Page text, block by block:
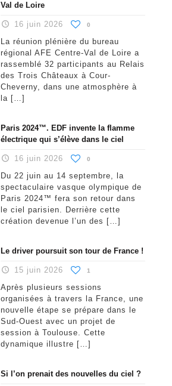
Val de Loire
16 juin 2026 0
La réunion plénière du bureau
régional AFE Centre-Val de Loire a
rassemblé 32 participants au Relais
des Trois Châteaux à Cour-
Cheverny, dans une atmosphère à
la[…]
Paris 2024™. EDF invente la flamme
électrique qui s’élève dans le ciel
16 juin 2026 0
Du 22 juin au 14 septembre, la
spectaculaire vasque olympique de
Paris 2024™ fera son retour dans
le ciel parisien. Derrière cette
création devenue l’un des […]
Le driver poursuit son tour de France !
15 juin 2026 1
Après plusieurs sessions
organisées à travers la France, une
nouvelle étape se prépare dans le
Sud-Ouest avec un projet de
session à Toulouse. Cette
dynamique illustre […]
Si l’on prenait des nouvelles du ciel ?